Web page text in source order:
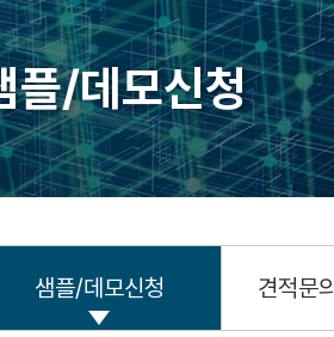
플/데모신청
샘플/데모신청 견적문의